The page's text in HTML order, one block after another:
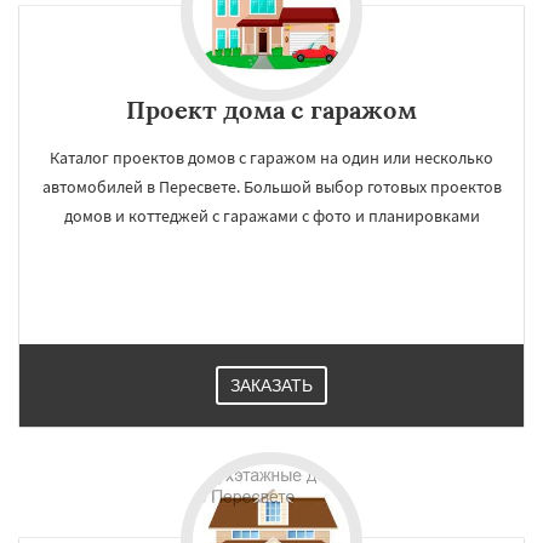
Проект дома с гаражом
Каталог проектов домов с гаражом на один или несколько
автомобилей в Пересвете. Большой выбор готовых проектов
домов и коттеджей с гаражами с фото и планировками
ЗАКАЗАТЬ